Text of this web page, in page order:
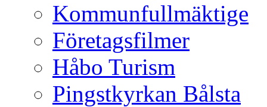
Kommunfullmäktige
Företagsfilmer
Håbo Turism
Pingstkyrkan Bålsta